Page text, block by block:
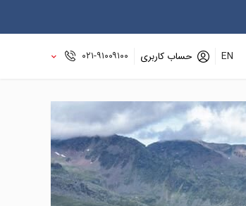
EN حساب کاربری ۰۲۱-۹۱۰۰۹۱۰۰